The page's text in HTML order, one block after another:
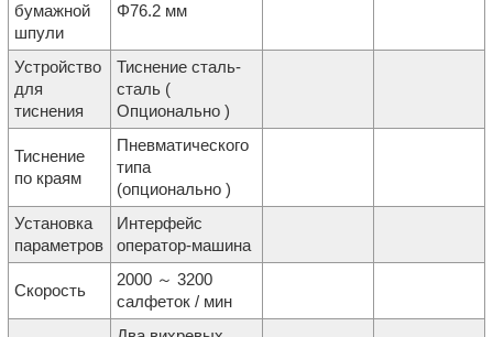
бумажной
шпули
Φ76.2 мм
Устройство
для
тиснения
Тиснение сталь-
сталь (
Опционально )
Тиснение
по краям
Пневматического
типа
(опционально )
Установка
параметров
Интерфейс
оператор-машина
Скорость
2000 ～ 3200
салфеток / мин